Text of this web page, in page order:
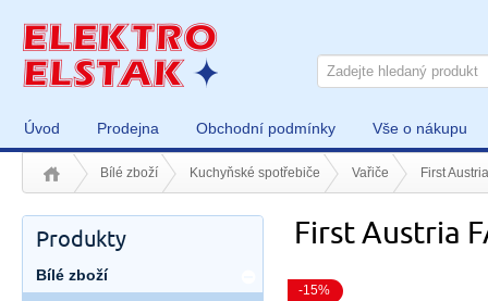
Úvod Prodejna Obchodní podmínky Vše o nákupu
Bílé zboží Kuchyňské spotřebiče Vařiče First
First Austria
-15%
Produkty
Bílé zboží